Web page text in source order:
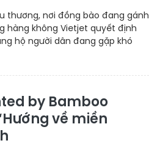
thương, nơi đồng bào đang gánh
hàng không Vietjet quyết định
hộ người dân đang gặp khó
by Bamboo
về miền